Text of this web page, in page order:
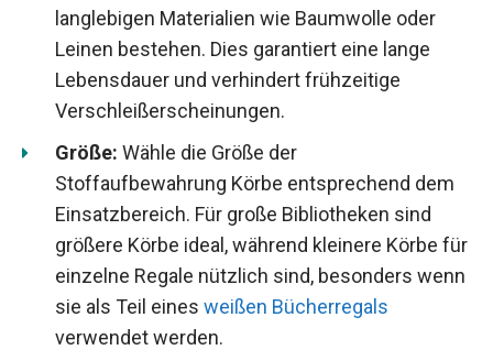
langlebigen Materialien wie Baumwolle oder
Leinen bestehen. Dies garantiert eine lange
Lebensdauer und verhindert frühzeitige
Verschleißerscheinungen.
Größe: Wähle die Größe der
Stoffaufbewahrung Körbe entsprechend dem
Einsatzbereich. Für große Bibliotheken sind
größere Körbe ideal, während kleinere Körbe für
einzelne Regale nützlich sind, besonders wenn
sie als Teil eines weißen Bücherregals
verwendet werden.